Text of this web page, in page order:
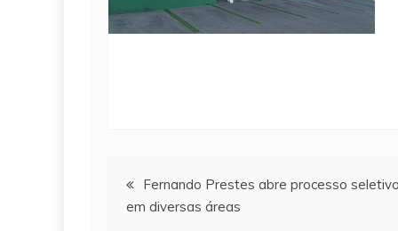
Navegação
Fernando Prestes abre processo
em diversas áreas